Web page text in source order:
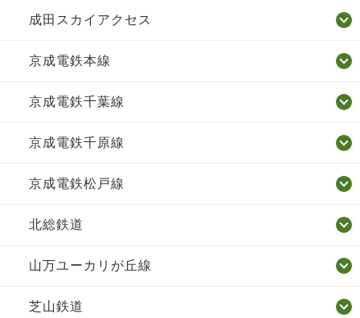
成田スカイアクセス
京成電鉄本線
京成電鉄千葉線
京成電鉄千原線
京成電鉄松戸線
北総鉄道
山万ユーカリが丘線
芝山鉄道